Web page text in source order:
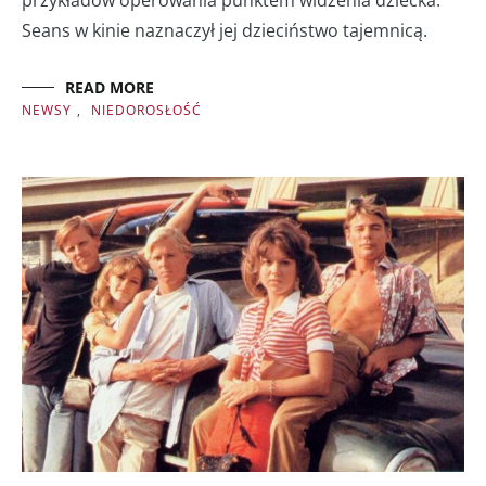
Seans w kinie naznaczył jej dzieciństwo tajemnicą.
READ MORE
NEWSY , NIEDOROSŁOŚĆ